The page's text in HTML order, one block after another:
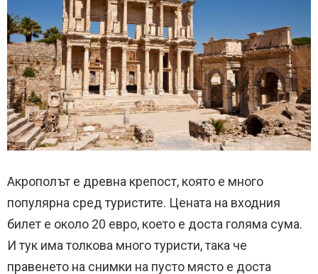
Акрополът е древна крепост, която е много
популярна сред туристите. Цената на входния
билет е около 20 евро, което е доста голяма сума.
И тук има толкова много туристи, така че
правенето на снимки на пусто място е доста